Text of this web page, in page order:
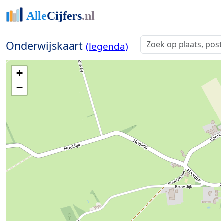
Onderwijskaart (legenda)
+
−